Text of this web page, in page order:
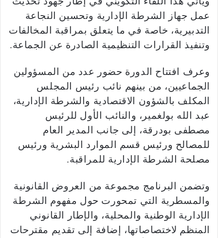
عمل جهاز الشرطة الإدارية وتحسين النجاعة
التدبيرية، خاصة في ما يتعلق بمراقبة المخالفات
وتنفيذ القرارات التنظيمية الصادرة عن الجماعة.
وعرف افتتاح الدورة حضور عدد من المسؤولين
الجماعيين، من بينهم نائب رئيس المجلس
المكلف بالشؤون الاقتصادية والشرطة الإدارية،
عبد الله بولغمير، والنائب الأول للرئيس
مصطفى بودرقة، إلى جانب المدير العام
للمصالح ورئيس قسم الموارد البشرية ورئيس
مصلحة الشرطة الإدارية للمراقبة.
وتضمن البرنامج مجموعة من العروض القانونية
والمسطرية التي تمحورت حول مفهوم الشرطة
الإدارية الوطنية والمحلية، والإطار القانوني
المنظم لاختصاصاتها، إضافة إلى تقديم مقترحات